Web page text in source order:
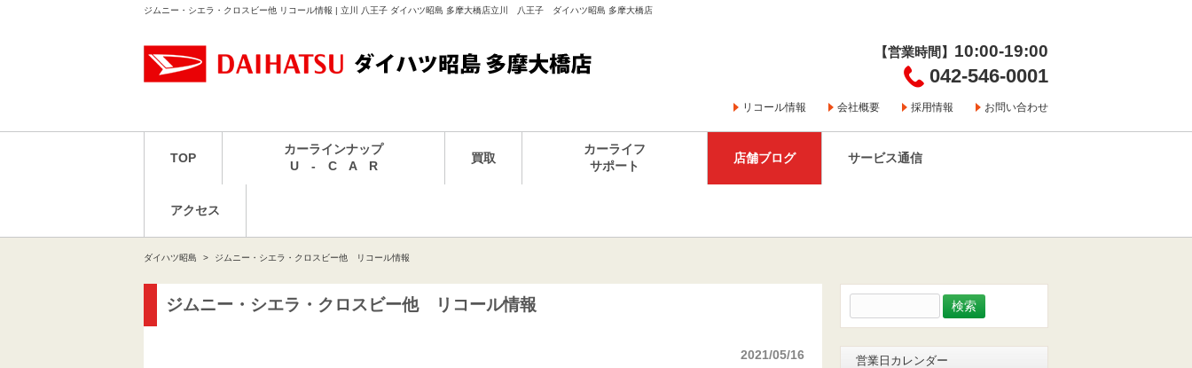
ジムニー・シエラ・クロスビー他 リコール情報 | 立川 八王子 ダイハツ昭島 多摩大橋店立川 八王子 ダイハツ昭島 多摩大橋店
【営業時間】 10:00-19:00
042-546-0001
リコール情報 会社概要 採用情報 お問い合わせ
TOP
カーラインナップ
U - C A R
買取
カーライフ
サポート
店舗ブログ サービス通信
アクセス
ダイハツ昭島 ジムニー・シエラ・クロスビー他 リコール情報
ジムニー・シエラ・クロスビー他 リコール情報
2021/05/16
索:
営業日カレンダー